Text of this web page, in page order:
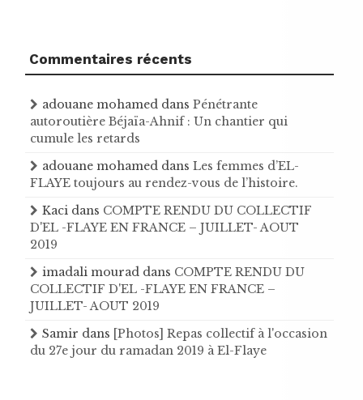
Commentaires récents
adouane mohamed dans Pénétrante
autoroutière Béjaïa-Ahnif : Un chantier qui
cumule les retards
adouane mohamed dans Les femmes d’EL-
FLAYE toujours au rendez-vous de l’histoire .
Kaci dans COMPTE RENDU DU COLLECTIF
D'EL -FLAYE EN FRANCE – JUILLET- AOUT
2019
imadali mourad dans COMPTE RENDU DU
COLLECTIF D'EL -FLAYE EN FRANCE –
JUILLET- AOUT 2019
Samir dans [Photos] Repas collectif à l'occasion
du 27e jour du ramadan 2019 à El-Flaye